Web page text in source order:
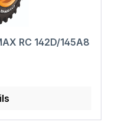
RC 142D/145A8